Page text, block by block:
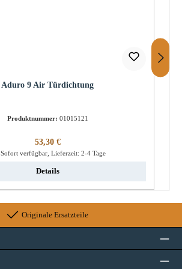
Aduro 9 Air Türdichtung
Produktnummer: 01015121
Regulärer Preis:
53,30 €
Sofort verfügbar, Lieferzeit: 2-4 Tage
Details
Originale Ersatzteile